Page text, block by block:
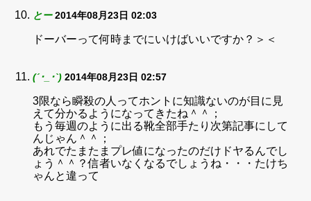
とー 2014年08月23日 02:03
ドーバーって何時までにいけばいいですか？＞＜
(´･_･`) 2014年08月23日 02:57
3限なら瞬殺の人ってホントに知識ないのが目に見
えて分かるようになってきたね＾＾；
もう毎週のように出る靴全部手たり次第記事にして
んじゃん＾＾；
あれでたまたまプレ値になったのだけドヤるんでし
ょう＾＾？信者いなくなるでしょうね・・・たけち
ゃんと違って